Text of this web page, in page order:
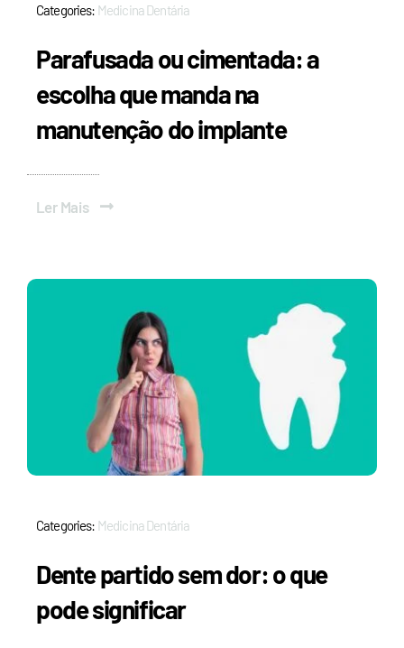
Categories: Medicina Dentária
Parafusada ou cimentada: a
escolha que manda na
manutenção do implante
Ler Mais
Categories: Medicina Dentária
Dente partido sem dor: o que
pode significar